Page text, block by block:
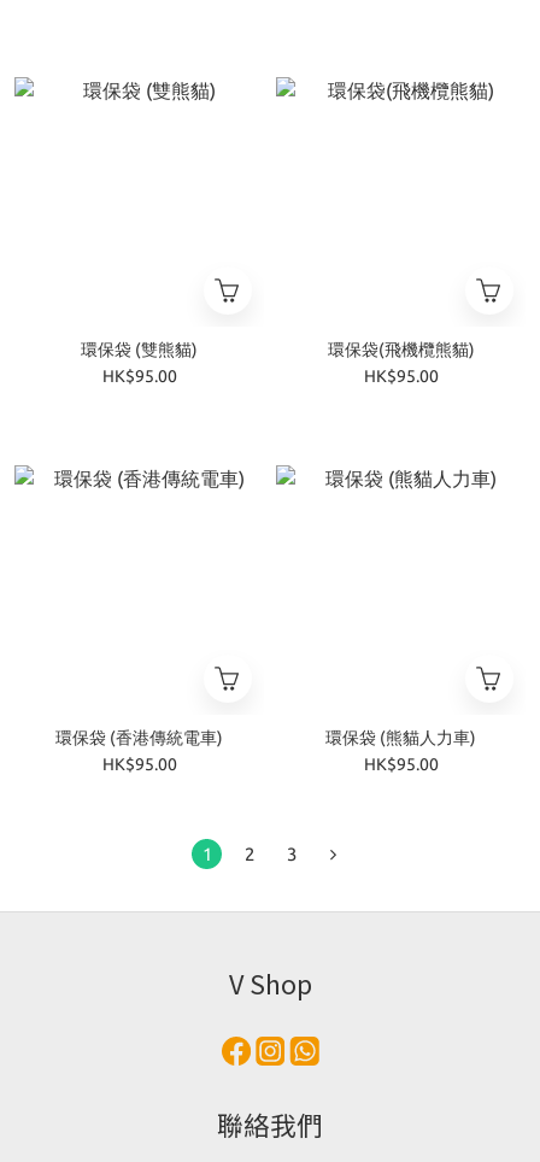
環保袋 (雙熊貓)
HK$95.00
環保袋(飛機欖熊貓)
HK$95.00
環保袋 (香港傳統電車)
HK$95.00
環保袋 (熊貓人力車)
HK$95.00
1 2 3
V Shop
聯絡我們